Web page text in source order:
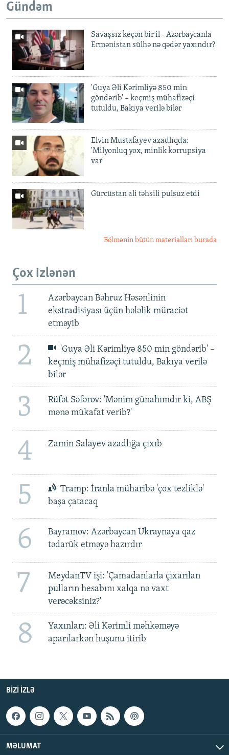
Gündəm
Savaşsız keçən bir il - Azərbaycanla
Ermənistan sülhə nə qədər yaxındır?
'Guya Əli Kərimliyə 850 min
göndərib' – keçmiş mühafizəçi
tutuldu, Bakıya verilə bilər
Elvin Mustafayev azadlıqda:
'Milyonluq yox, minlik korrupsiya
var'
Gürcüstan ali təhsili pulsuz etdi
Bölmənin bütün materialları burada
Çox izlənən
1
Azərbaycan Bəhruz Həsənlinin
ekstradisiyası üçün hələlik müraciət
etməyib
2
'Guya Əli Kərimliyə 850 min göndərib' –
keçmiş mühafizəçi tutuldu, Bakıya verilə
bilər
3
Rüfət Səfərov: 'Mənim günahımdır ki, ABŞ
mənə mükafat verib?'
4 Zamin Salayev azadlığa çıxıb
5
Tramp: İranla müharibə 'çox tezliklə'
başa çatacaq
6
Bayramov: Azərbaycan Ukraynaya qaz
tədarük etməyə hazırdır
7
MeydanTV işi: 'Çamadanlarla çıxarılan
pulların hesabını xalqa nə vaxt
verəcəksiniz?'
8
Yaxınları: Əli Kərimli məhkəməyə
aparılarkən huşunu itirib
BIZI IZLƏ
MƏLUMAT